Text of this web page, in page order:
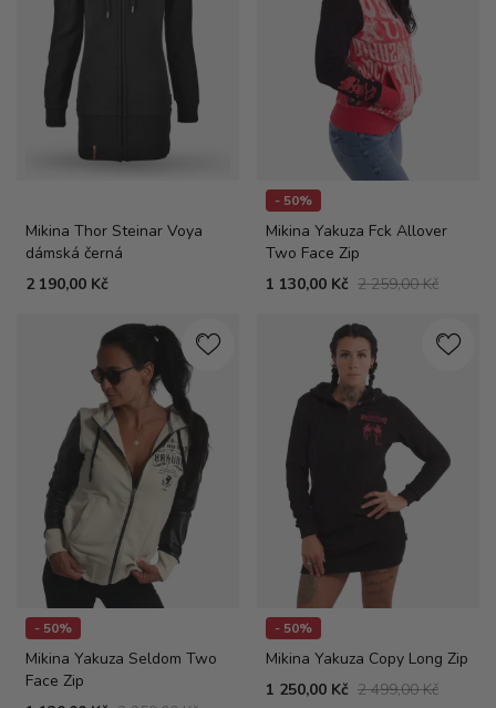
Mikina Thor Steinar Voya
dámská černá
2 190,00 Kč
- 50%
Mikina Yakuza Fck Allover
Two Face Zip
1 130,00 Kč 2 259,00 Kč
- 50%
Mikina Yakuza Seldom Two
Face Zip
- 50%
Mikina Yakuza Copy Long Zip
1 250,00 Kč 2 499,00 Kč